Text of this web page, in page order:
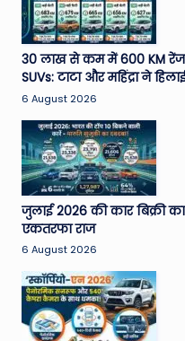
d
30 लाख से कम में 600 KM
SUVs: टाटा और महिंद्रा ने
6 August 2026
जुलाई 2026 की कार बिक्री का
एकतरफा राज
6 August 2026